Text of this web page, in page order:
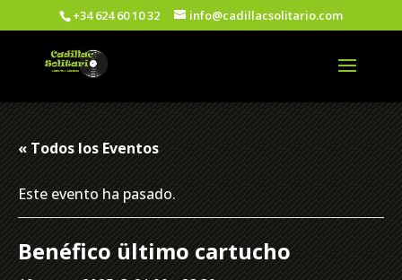
+34 624 60 10 32 info@cadillacsolitario.com
« Todos los Eventos
Este evento ha pasado.
Benéfico ültimo cartucho